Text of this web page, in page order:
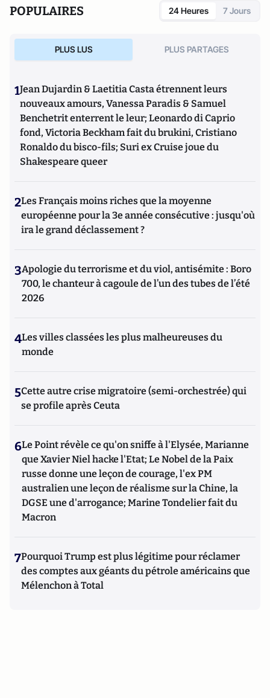
POPULAIRES 24 Heures 7 Jours
PLUS LUS PLUS PARTAGES
1Jean Dujardin & Laetitia Casta étrennent leurs
nouveaux amours, Vanessa Paradis & Samuel
Benchetrit enterrent le leur; Leonardo di Caprio
fond, Victoria Beckham fait du brukini, Cristiano
Ronaldo du bisco-fils; Suri ex Cruise joue du
Shakespeare queer
2Les Français moins riches que la moyenne
européenne pour la 3e année consécutive : jusqu'où
ira le grand déclassement ?
3Apologie du terrorisme et du viol, antisémite : Boro
700, le chanteur à cagoule de l’un des tubes de l’été
2026
4Les villes classées les plus malheureuses du
monde
5Cette autre crise migratoire (semi-orchestrée) qui
se profile après Ceuta
6Le Point révèle ce qu'on sniffe à l'Elysée, Marianne
que Xavier Niel hacke l'Etat; Le Nobel de la Paix
russe donne une leçon de courage, l'ex PM
australien une leçon de réalisme sur la Chine, la
DGSE une d'arrogance; Marine Tondelier fait du
Macron
7Pourquoi Trump est plus légitime pour réclamer
des comptes aux géants du pétrole américains que
Mélenchon à Total